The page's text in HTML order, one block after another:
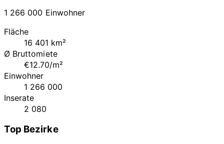
1 266 000 Einwohner
Fläche
16 401 km²
Ø Bruttomiete
€12.70/m²
Einwohner
1 266 000
Inserate
2 080
Top Bezirke